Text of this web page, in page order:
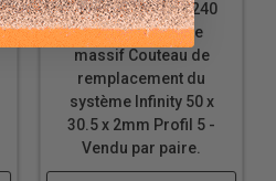
Amana Tool RCK-240
Insert en carbure
massif Couteau de
remplacement du
système Infinity 50 x
30.5 x 2mm Profil 5 -
Vendu par paire.